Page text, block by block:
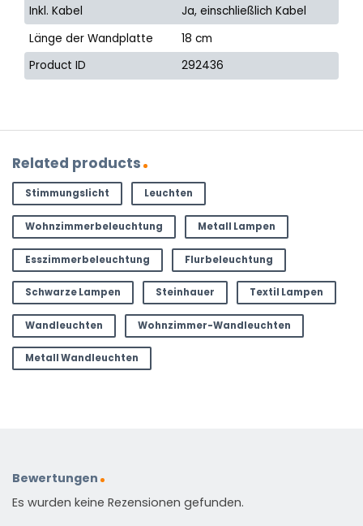
Inkl. Kabel
Ja, einschließlich Kabel
Länge der Wandplatte
18 cm
Product ID
292436
Related products
Stimmungslicht Leuchten
Wohnzimmerbeleuchtung Metall Lampen
Esszimmerbeleuchtung Flurbeleuchtung
Schwarze Lampen Steinhauer Textil Lampen
Wandleuchten Wohnzimmer-Wandleuchten
Metall Wandleuchten
Bewertungen
Es wurden keine Rezensionen gefunden.